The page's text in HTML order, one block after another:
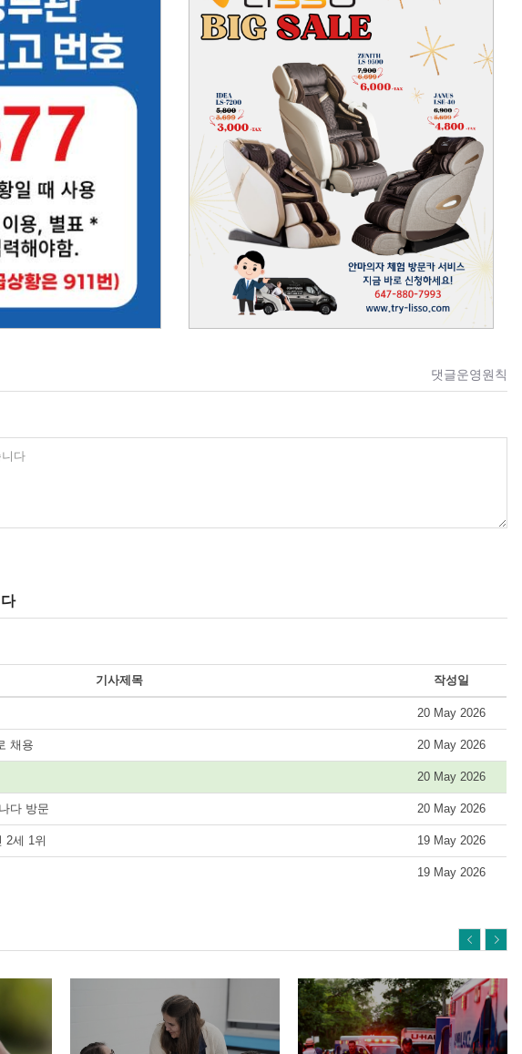
댓글운영원칙
다
기사제목 작성일
20 May 2026
채용 20 May 2026
20 May 2026
다 방문 20 May 2026
2세 1위 19 May 2026
19 May 2026